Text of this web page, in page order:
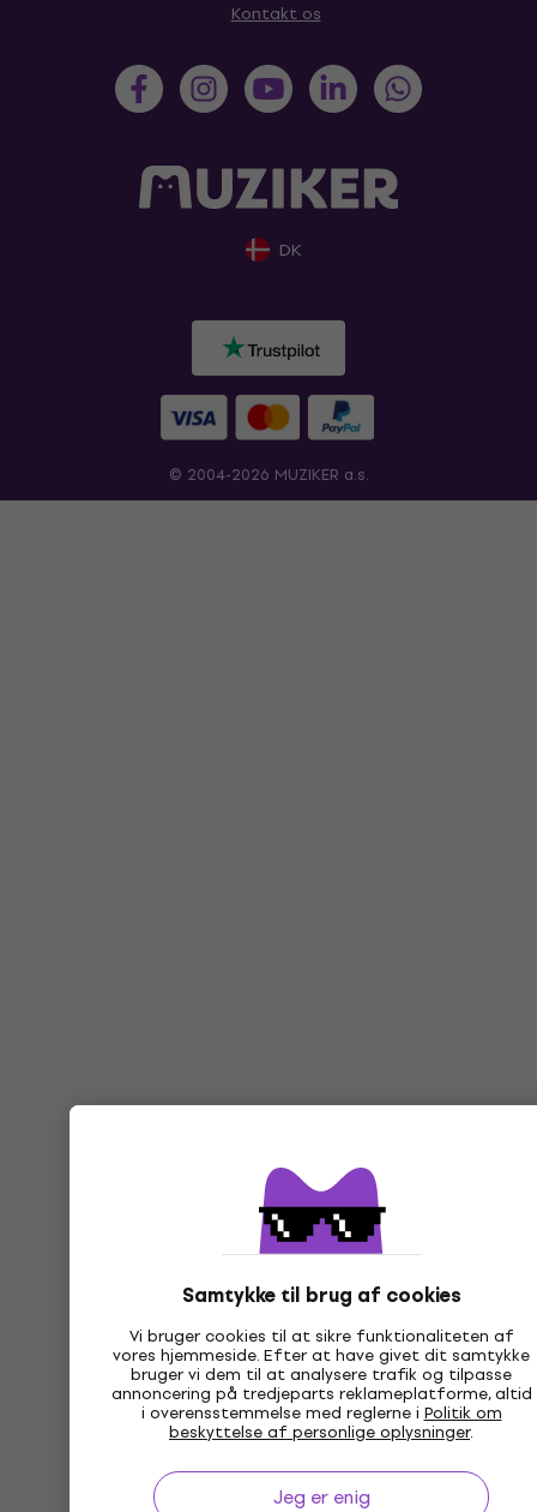
Samtykke til brug af cookies
Vi bruger cookies til at sikre funktionaliteten af
vores hjemmeside. Efter at have givet dit samtykke
bruger vi dem til at analysere trafik og tilpasse
annoncering på tredjeparts reklameplatforme, altid
i overensstemmelse med reglerne i Politik om
beskyttelse af personlige oplysninger.
Jeg er enig
Kontakt os
DK
© 2004-2026 MUZIKER a.s.